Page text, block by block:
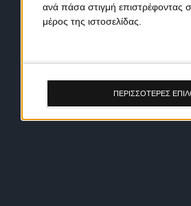
ανά πάσα στιγμή επιστρέφοντας
μέρος της ιστοσελίδας.
ΠΕΡΙΣΣΟΤΕΡΕΣ